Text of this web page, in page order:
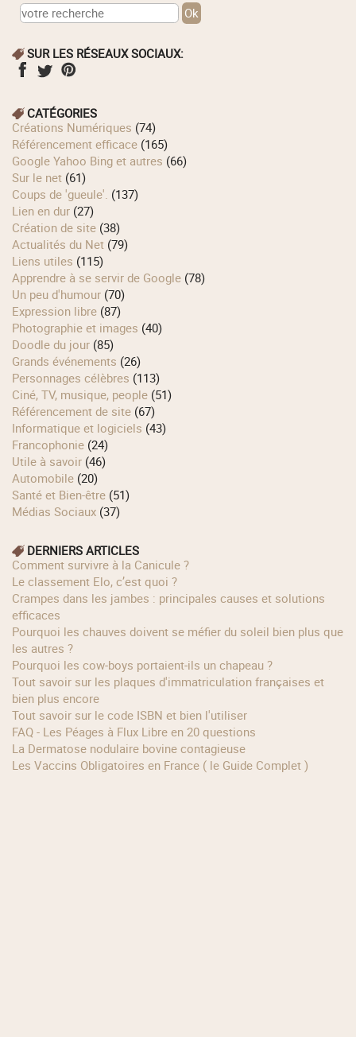
SUR LES RÉSEAUX SOCIAUX:
CATÉGORIES
Créations Numériques (74)
Référencement efficace (165)
Google Yahoo Bing et autres (66)
Sur le net (61)
Coups de 'gueule'. (137)
Lien en dur (27)
Création de site (38)
Actualités du Net (79)
Liens utiles (115)
Apprendre à se servir de Google (78)
Un peu d'humour (70)
Expression libre (87)
Photographie et images (40)
Doodle du jour (85)
Grands événements (26)
Personnages célèbres (113)
Ciné, TV, musique, people (51)
Référencement de site (67)
Informatique et logiciels (43)
Francophonie (24)
Utile à savoir (46)
Automobile (20)
Santé et Bien-être (51)
Médias Sociaux (37)
DERNIERS ARTICLES
Comment survivre à la Canicule ?
Le classement Elo, c’est quoi ?
Crampes dans les jambes : principales causes et solutions
efficaces
Pourquoi les chauves doivent se méfier du soleil bien plus que
les autres ?
Pourquoi les cow‑boys portaient‑ils un chapeau ?
Tout savoir sur les plaques d'immatriculation françaises et
bien plus encore
Tout savoir sur le code ISBN et bien l'utiliser
FAQ - Les Péages à Flux Libre en 20 questions
La Dermatose nodulaire bovine contagieuse
Les Vaccins Obligatoires en France ( le Guide Complet )